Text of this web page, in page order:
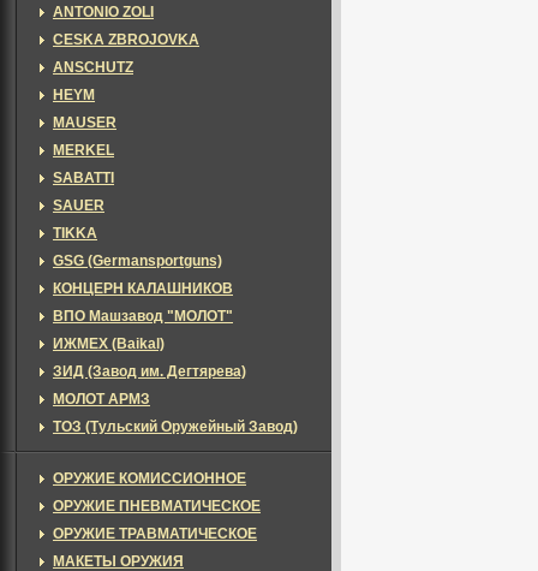
ANTONIO ZOLI
CESKA ZBROJOVKA
ANSCHUTZ
HEYM
MAUSER
MERKEL
SABATTI
SAUER
TIKKA
GSG (Germansportguns)
КОНЦЕРН КАЛАШНИКОВ
ВПО Машзавод "МОЛОТ"
ИЖМЕХ (Baikal)
ЗИД (Завод им. Дегтярева)
МОЛОТ АРМЗ
ТОЗ (Тульский Оружейный Завод)
ОРУЖИЕ КОМИССИОННОЕ
ОРУЖИЕ ПНЕВМАТИЧЕСКОЕ
ОРУЖИЕ ТРАВМАТИЧЕСКОЕ
МАКЕТЫ ОРУЖИЯ